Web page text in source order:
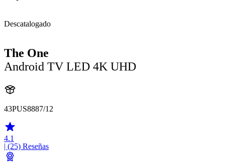
Descatalogado
The One
Android TV LED 4K UHD
43PUS8887/12
4.1
| (25) Reseñas